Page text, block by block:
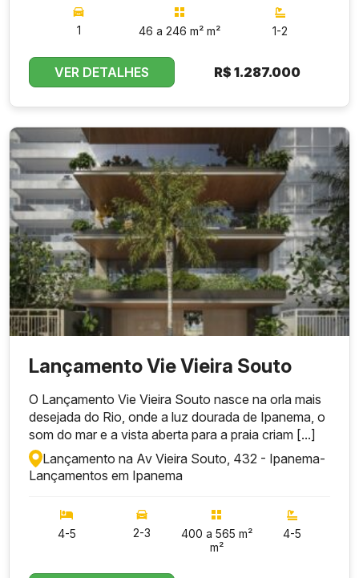
1 46 a 246 m² m² 1-2
VER DETALHES R$ 1.287.000
Lançamento Vie Vieira Souto
O Lançamento Vie Vieira Souto nasce na orla mais
desejada do Rio, onde a luz dourada de Ipanema, o
som do mar e a vista aberta para a praia criam [...]
Lançamento na Av Vieira Souto, 432 - Ipanema-
Lançamentos em Ipanema
4-5 2-3
400 a 565 m²
m²
4-5